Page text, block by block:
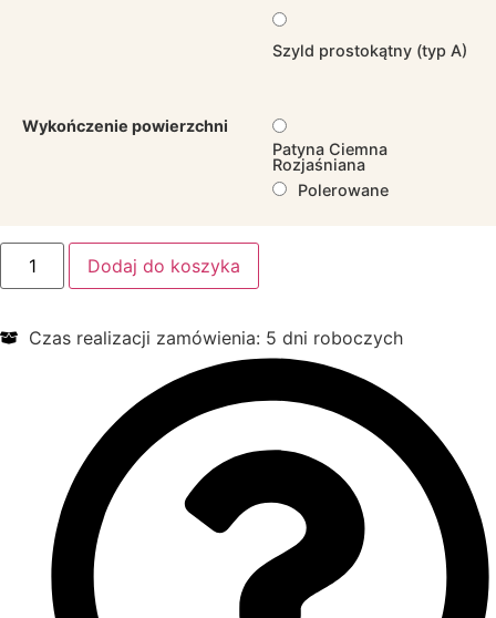
Szyld prostokątny (typ A)
Wykończenie powierzchni
Patyna Ciemna
Rozjaśniana
Polerowane
ilość
Klamka
Okienna
Dodaj do koszyka
Czas realizacji zamówienia: 5 dni roboczych